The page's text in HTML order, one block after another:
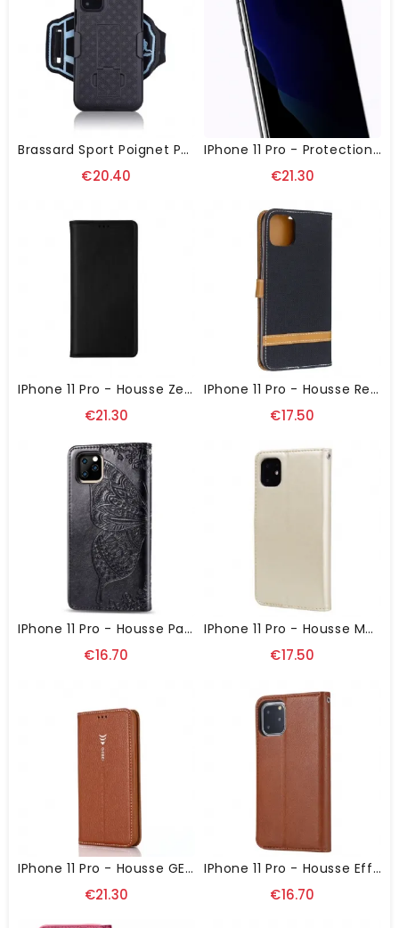
Brassard Sport Poignet Pour IPhone 11 Pro
€20.40
IPhone 11 Pro - Protection D'écran Verre Trempé Et Filtre De Confidentialité
€21.30
IPhone 11 Pro - Housse Zen Series Imitation Cuir
€21.30
IPhone 11 Pro - Housse Revêtement Tissu Avec Lanière
€17.50
IPhone 11 Pro - Housse Papillon Relief
€16.70
IPhone 11 Pro - Housse Motif Rose
€17.50
IPhone 11 Pro - Housse GEBEI Effet Cuir Grainé
€21.30
IPhone 11 Pro - Housse Effet Cuir Stand Case
€16.70